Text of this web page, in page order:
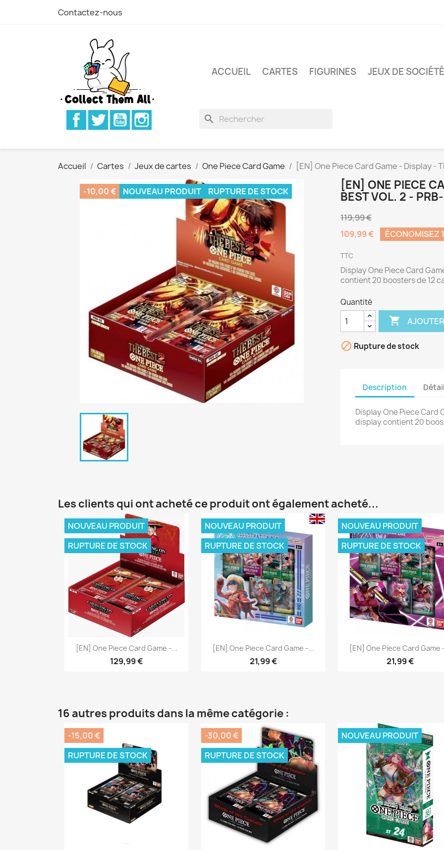
Contactez-nous
ACCUEIL CARTES FIGURINES JEUX DE SOCIÉTÉ
FacebookTwitterYouTube search
Accueil Cartes Jeux de cartes One Piece Card Game [EN] One Piece Card Game - Display -
-10,00 € NOUVEAU PRODUIT RUPTURE DE STOCK
[EN] ONE PIECE
BEST VOL. 2 -
119,99 €
109,99 €
ÉCONOMISEZ
TTC
Display One Piece Card
contient 20 boosters de 12
Quantité

 Rupture de stock
Description
Display One Piece Card
display contient 20
Les clients qui ont acheté ce produit ont également acheté...
[EN] One Piece Card Game -...
129,99 €
NOUVEAU PRODUIT
RUPTURE DE STOCK
Aperçu rapide [EN] One Piece Card Game -...
21,99 €
NOUVEAU PRODUIT
RUPTURE DE STOCK
Aperçu rapide [EN] One Piece Card Game
21,99 €
NOUVEAU PRODUIT
RUPTURE DE STOCK
Aperçu rapide
16 autres produits dans la même catégorie :
-15,00 €
RUPTURE DE STOCK
-30,00 €
RUPTURE DE STOCK
NOUVEAU PRODUIT